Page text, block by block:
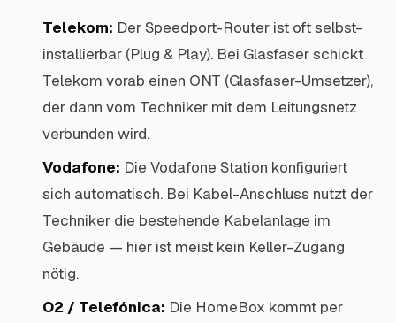
Telekom: Der Speedport-Router ist oft selbst-
installierbar (Plug & Play). Bei Glasfaser schickt
Telekom vorab einen ONT (Glasfaser-Umsetzer),
der dann vom Techniker mit dem Leitungsnetz
verbunden wird.
Vodafone: Die Vodafone Station konfiguriert
sich automatisch. Bei Kabel-Anschluss nutzt der
Techniker die bestehende Kabelanlage im
Gebäude — hier ist meist kein Keller-Zugang
nötig.
O2 / Telefónica: Die HomeBox kommt per